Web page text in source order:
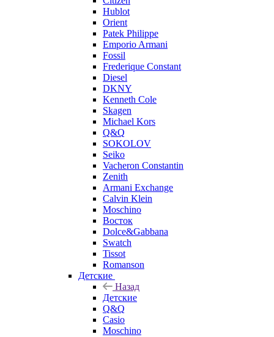
Hublot
Orient
Patek Philippe
Emporio Armani
Fossil
Frederique Constant
Diesel
DKNY
Kenneth Cole
Skagen
Michael Kors
Q&Q
SOKOLOV
Seiko
Vacheron Constantin
Zenith
Armani Exchange
Calvin Klein
Moschino
Восток
Dolce&Gabbana
Swatch
Tissot
Romanson
Детские
Назад
Детские
Q&Q
Casio
Moschino